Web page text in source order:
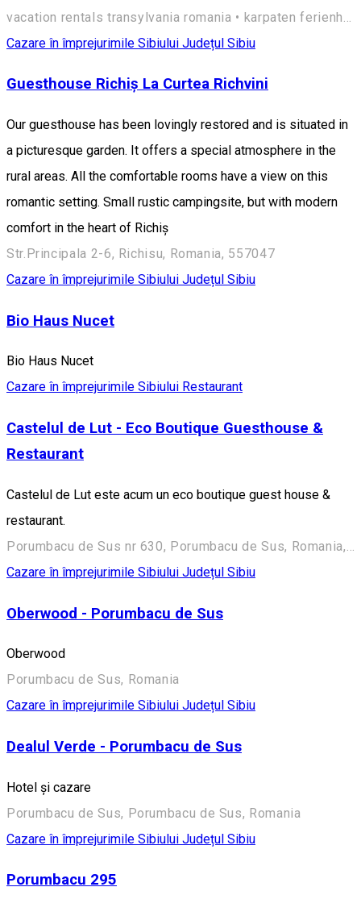
Cazare în împrejurimile Sibiului Județul Sibiu
Guesthouse Richiș La Curtea Richvini
Our guesthouse has been lovingly restored and is situated in
a picturesque garden. It offers a special atmosphere in the
rural areas. All the comfortable rooms have a view on this
romantic setting. Small rustic campingsite, but with modern
comfort in the heart of Richiș
Str.Principala 2-6, Richisu, Romania, 557047
Cazare în împrejurimile Sibiului Județul Sibiu
Bio Haus Nucet
Bio Haus Nucet
Cazare în împrejurimile Sibiului Restaurant
Castelul de Lut - Eco Boutique Guesthouse &
Restaurant
Castelul de Lut este acum un eco boutique guest house &
restaurant.
Porumbacu de Sus nr 630, Porumbacu de Sus, Romania, 557190
Cazare în împrejurimile Sibiului Județul Sibiu
Oberwood - Porumbacu de Sus
Oberwood
Porumbacu de Sus, Romania
Cazare în împrejurimile Sibiului Județul Sibiu
Dealul Verde - Porumbacu de Sus
Hotel şi cazare
Porumbacu de Sus, Porumbacu de Sus, Romania
Cazare în împrejurimile Sibiului Județul Sibiu
Porumbacu 295